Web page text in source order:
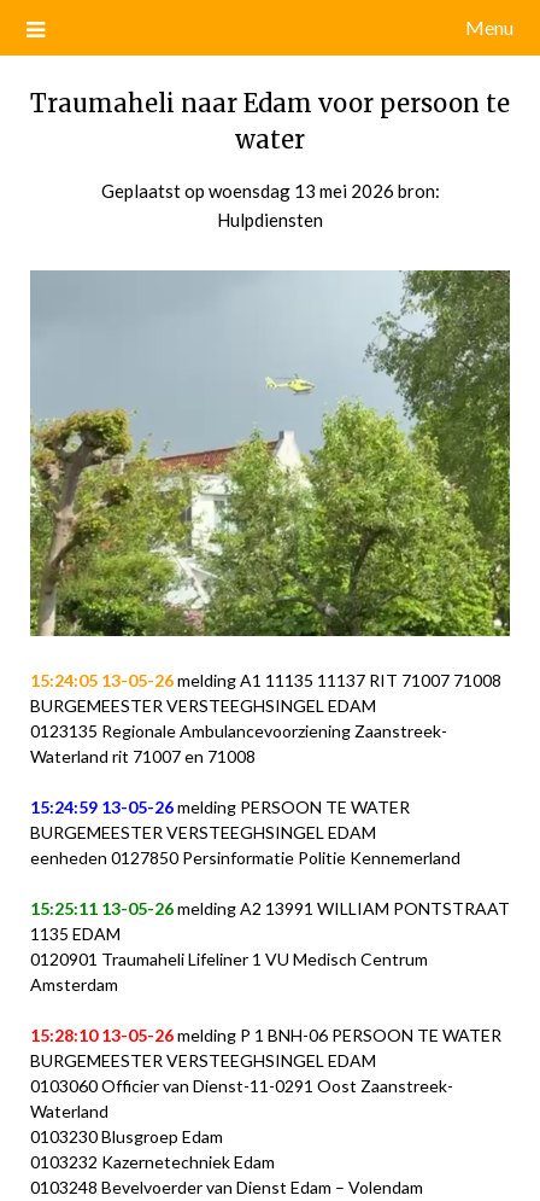
Menu
Traumaheli naar Edam voor persoon te
water
Geplaatst op woensdag 13 mei 2026 door
bron:
Hulpdiensten
15:24:05 13-05-26melding A1 11135 11137 RIT 71007 71008
BURGEMEESTER VERSTEEGHSINGEL EDAM
0123135 Regionale Ambulancevoorziening Zaanstreek-
Waterland rit 71007 en 71008
15:24:59 13-05-26melding PERSOON TE WATER
BURGEMEESTER VERSTEEGHSINGEL EDAM
eenheden 0127850 Persinformatie Politie Kennemerland
15:25:11 13-05-26melding A2 13991 WILLIAM PONTSTRAAT
1135 EDAM
0120901 Traumaheli Lifeliner 1 VU Medisch Centrum
Amsterdam
15:28:10 13-05-26melding P 1 BNH-06 PERSOON TE WATER
BURGEMEESTER VERSTEEGHSINGEL EDAM
0103060 Officier van Dienst-11-0291 Oost Zaanstreek-
Waterland
0103230 Blusgroep Edam
0103232 Kazernetechniek Edam
0103248 Bevelvoerder van Dienst Edam – Volendam